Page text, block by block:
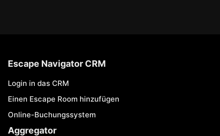
Escape Navigator CRM
Login in das CRM
Einen Escape Room hinzufügen
Online-Buchungssystem
Aggregator